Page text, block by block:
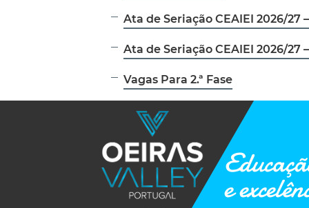
Ata de Seriação CEAIEI 2026/27 –
Ata de Seriação CEAIEI 2026/27 –
Vagas Para 2.ª Fase
e